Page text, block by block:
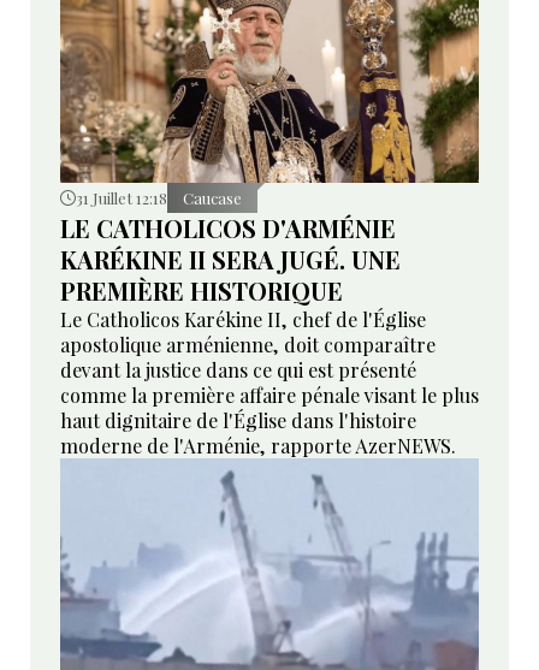
31 Juillet 12:18 Caucase
LE CATHOLICOS D'ARMÉNIE
KARÉKINE II SERA JUGÉ. UNE
PREMIÈRE HISTORIQUE
Le Catholicos Karékine II, chef de l'Église
apostolique arménienne, doit comparaître
devant la justice dans ce qui est présenté
comme la première affaire pénale visant le plus
haut dignitaire de l'Église dans l'histoire
moderne de l'Arménie, rapporte AzerNEWS.